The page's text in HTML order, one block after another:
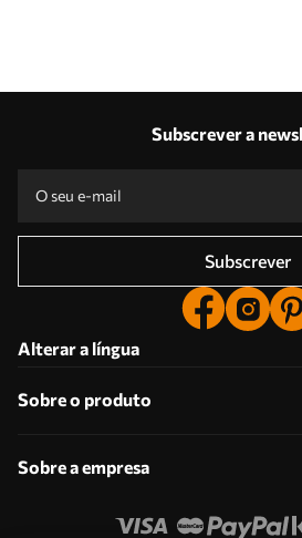
variados de verde, vermelho e
Subscrever a
Subscrever
Alterar a língua
Sobre o produto
Sobre a empresa